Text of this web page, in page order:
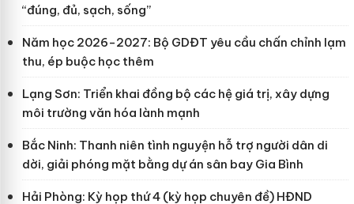
“đúng, đủ, sạch, sống”
Năm học 2026-2027: Bộ GDĐT yêu cầu chấn chỉnh lạm
thu, ép buộc học thêm
Lạng Sơn: Triển khai đồng bộ các hệ giá trị, xây dựng
môi trường văn hóa lành mạnh
Bắc Ninh: Thanh niên tình nguyện hỗ trợ người dân di
dời, giải phóng mặt bằng dự án sân bay Gia Bình
Hải Phòng: Kỳ họp thứ 4 (kỳ họp chuyên đề) HĐND